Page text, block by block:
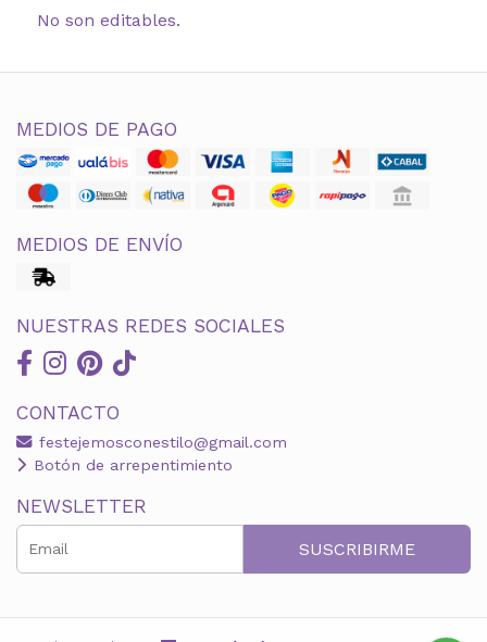
No son editables.
MEDIOS DE PAGO
MEDIOS DE ENVÍO
NUESTRAS REDES SOCIALES
CONTACTO
festejemosconestilo@gmail.com
Botón de arrepentimiento
NEWSLETTER
SUSCRIBIRME